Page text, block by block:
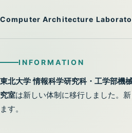
Computer Architecture
INFORMATION
東北大学 情報科学研究科・工学部機
究室は新しい体制に移行しました。
ます。